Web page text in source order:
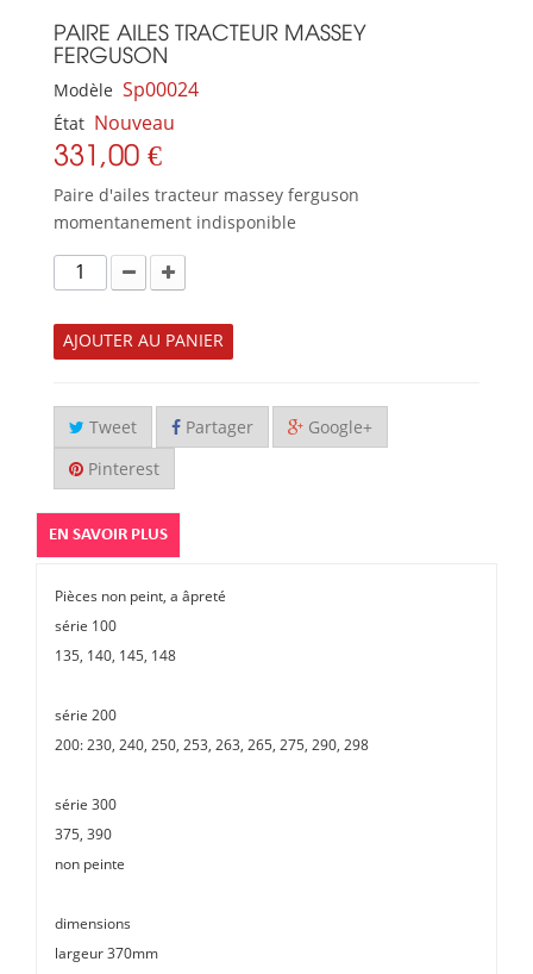
PAIRE AILES TRACTEUR MASSEY
FERGUSON
Modèle Sp00024
État Nouveau
331,00 €
Paire d'ailes tracteur massey ferguson
momentanement indisponible
AJOUTER AU PANIER
Tweet Partager Google+
Pinterest
EN SAVOIR PLUS
Pièces non peint, a âpreté
série 100
135, 140, 145, 148
série 200
200: 230, 240, 250, 253, 263, 265, 275, 290, 298
série 300
375, 390
non peinte
dimensions
largeur 370mm